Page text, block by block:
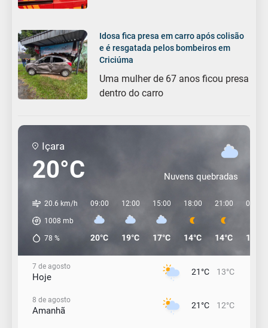
Idosa fica presa em carro após colisão
e é resgatada pelos bombeiros em
Criciúma
Uma mulher de 67 anos ficou presa
dentro do carro
Içara
20°C Nuvens quebradas
20.6 km/h
1008 mb
78 %
09:00
20°C
12:00
19°C
15:00
17°C
18:00
14°C
21:00
14°C
00:00
13°C
7 de agosto
Hoje 21°C 13°C
8 de agosto
Amanhã 21°C 12°C